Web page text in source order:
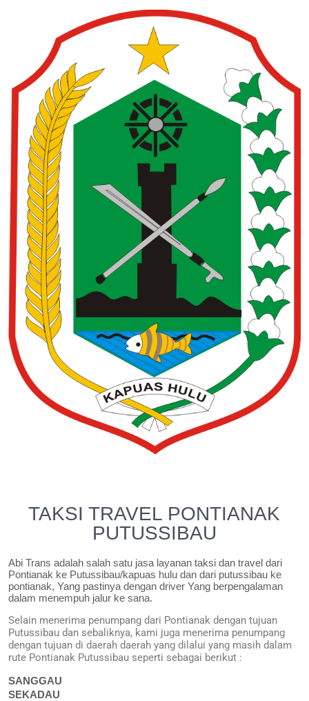
TAKSI TRAVEL PONTIANAK
PUTUSSIBAU
Abi Trans adalah salah satu jasa layanan taksi dan travel dari
Pontianak ke Putussibau/kapuas hulu dan dari putussibau ke
pontianak, Yang pastinya dengan driver Yang berpengalaman
dalam menempuh jalur ke sana.
Selain menerima penumpang dari Pontianak dengan tujuan
Putussibau dan sebaliknya, kami juga menerima penumpang
dengan tujuan di daerah daerah yang dilalui yang masih dalam
rute Pontianak Putussibau seperti sebagai berikut :
SANGGAU
SEKADAU